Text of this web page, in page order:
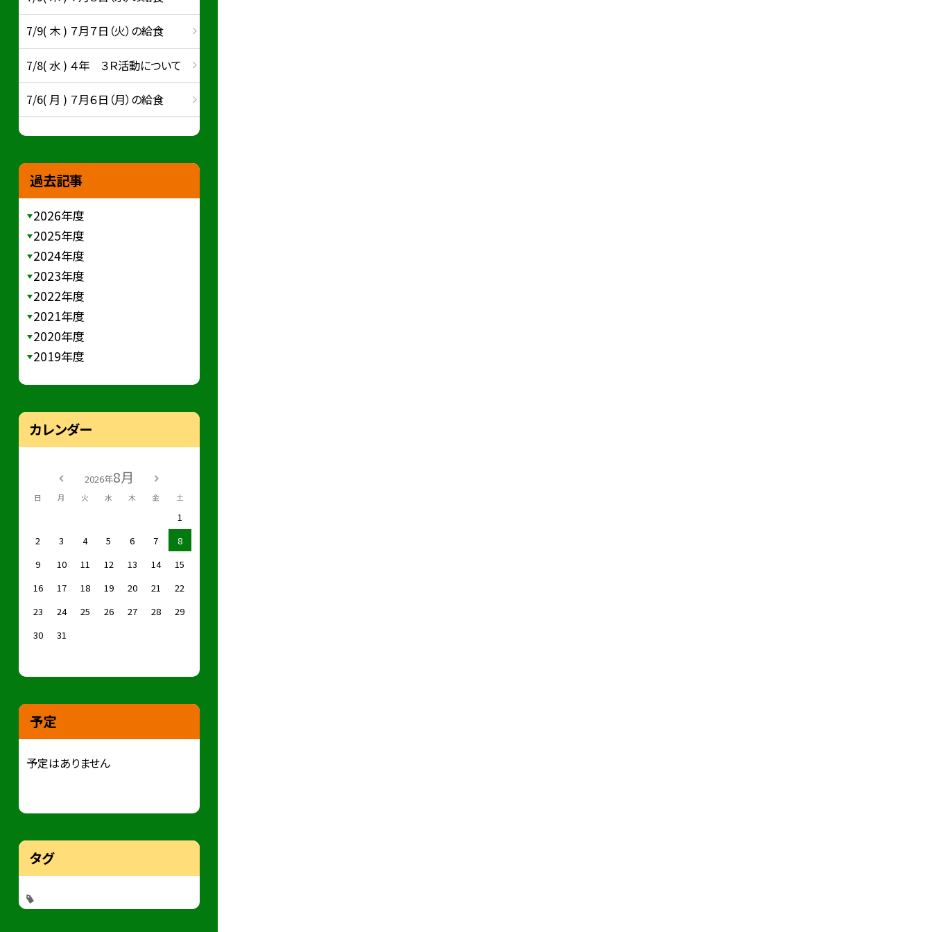
7/9( 木 ) ７月７日（火）の給食
7/8( 水 ) ４年 ３Ｒ活動について
7/6( 月 ) ７月６日（月）の給食
過去記事
2026年度
2025年度
2024年度
2023年度
2022年度
2021年度
2020年度
2019年度
カレンダー
2026年8月
日 月 火 水 木 金 土
1
2
3 4 5 6 7
8
9
10 11 12 13 14
15
16
17 18 19 20 21
22
23
24 25 26 27 28
29
30
31
予定
予定はありません
タグ